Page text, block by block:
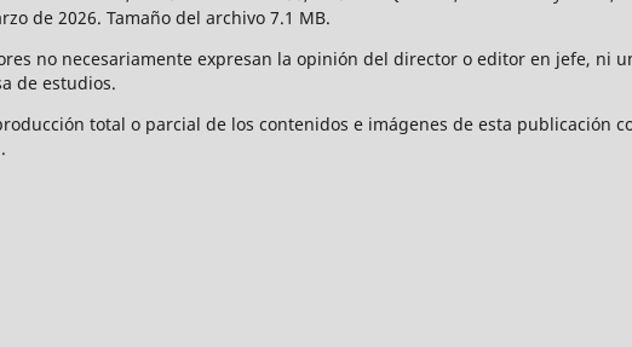
de 2026. Tamaño del archivo 7.1 MB.
no necesariamente expresan la opinión del director o editor en jefe, ni
de estudios.
total o parcial de los contenidos e imágenes de esta publicación